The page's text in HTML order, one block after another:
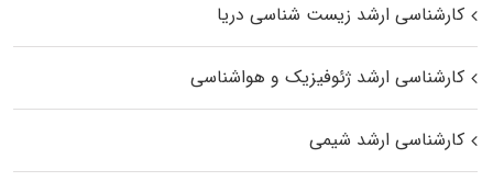
کارشناسی ارشد زیست‌ شناسی دریا
کارشناسی ارشد ژئوفیزیک و هواشناسی
کارشناسی ارشد شیمی